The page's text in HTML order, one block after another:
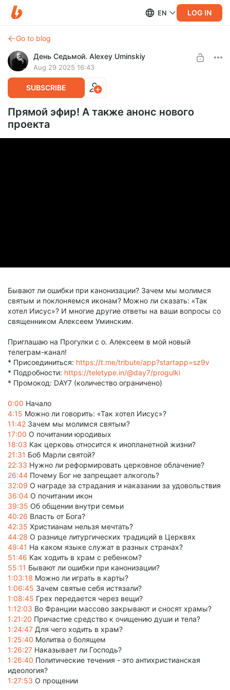
EN LOG IN
Go to blog
День Седьмой. Alexey Uminskiy
Aug 29 2025 16:43
SUBSCRIBE
Прямой эфир! А также анонс нового
проекта
Бывают ли ошибки при канонизации? Зачем мы молимся
святым и поклоняемся иконам? Можно ли сказать: «Так
хотел Иисус»? И многие другие ответы на ваши вопросы со
священником Алексеем Уминским.
Приглашаю на Прогулки с о. Алексеем в мой новый
телеграм-канал!
* Присоединиться: https://t.me/tribute/app?startapp=sz9v
* Подробности: https://teletype.in/@day7/progulki
* Промокод: DAY7 (количество ограничено)
0:00 Начало
4:15 Можно ли говорить: «Так хотел Иисус»?
11:42 Зачем мы молимся святым?
17:00 О почитании юродивых
18:03 Как церковь относится к инопланетной жизни?
21:31 Боб Марли святой?
22:33 Нужно ли реформировать церковное облачение?
26:44 Почему Бог не запрещает алкоголь?
32:09 О награде за страдания и наказании за удовольствия
36:04 О почитании икон
39:35 Об общении внутри семьи
40:26 Власть от Бога?
42:35 Христианам нельзя мечтать?
44:28 О разнице литургических традиций в Церквях
49:41 На каком языке служат в разных странах?
51:46 Как ходить в храм с ребенком?
55:11 Бывают ли ошибки при канонизации?
1:03:18 Можно ли играть в карты?
1:06:45 Зачем святые себя истязали?
1:08:45 Грех передается через вещи?
1:12:03 Во Франции массово закрывают и сносят храмы?
1:21:20 Причастие средство к очищению души и тела?
1:24:47 Для чего ходить в храм?
1:25:40 Молитва о болящем
1:26:27 Наказывает ли Господь?
1:26:40 Политические течения - это антихристианская
идеология?
1:27:53 О прощении